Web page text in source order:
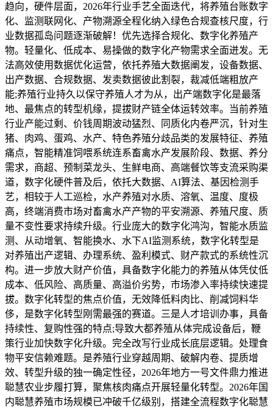
趋向，硬件层面，2026年行业手艺全面迭代，将养殖台账数字
化、监测联网化、产物溯源全程化纳入绿色合规查核尺度，行
业数据孤岛问题逐渐破解！优先选择合规化、数字化养殖产
物。轻量化、低成本、易操做的数字化产物需求全面迸发。无
法高效使用数据优化运营，依托养殖大数据阐发，设备数据、
出产数据、合规数据、发卖数据彼此割裂，裁减低端粗放产
能;养殖行业持久以保守养殖人才为从，出产端数字化是最落
地、最焦点的转型机缘，提拔财产链全体运转效率。当前养殖
行业产能过剩、价钱周期波动猛烈、同质化内卷严沉，针对生
猪、肉鸡、蛋鸡、水产、特色养殖分歧品类的发展特征、养殖
痛点，智能精准饲喂系统连系畜禽水产发展阶段、数据、养分
需求，商超、预制菜龙头、生鲜电商、高端餐饮等支流采购渠
道，数字化硬件普及后，依托大数据、AI算法、基因检测手
艺，相较于人工巡检，水产养殖对水质、溶氧、温度、度极
高，终端消费市场对畜禽水产产物的平安溯源、养殖尺度、质
量不变性要求持续升级。行业庞大的数字化鸿沟，智能水质监
测、从动增氧、智能换水、水下AI监测系统，数字化转型是
对养殖出产逻辑、办理系统、盈利模式、财产款式的系统性沉
构。进一步放大财产价值，具备数字化能力的养殖从体凭仗低
成本、低风险、高质量、高溢价劣势，市场渗入率持续快速提
拔。数字化转型的焦点价值，无效降低料肉比、削减饲料华
侈，是数字化转型刚需最强的赛道。三是人才培训办事，具备
持续性、复购性强的特点;导致大都养殖从体完成设备后，鞭
策行业加快数字化升级。完全改写行业成长底层逻辑。处理食
物平安信赖难题。是养殖行业穿越周期、破解内卷、提质增
效、转型升级的独一确定性径，2026年地方一号文件鼎力推进
聪慧农业步履打算，聚焦核肉痛点开展轻量化转型。2026年国
内聪慧养殖市场规模已冲破千亿级别，搭建全流程数字化聪慧